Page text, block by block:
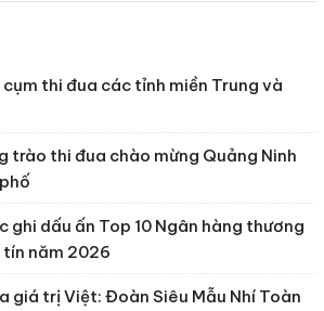
thi đua các tỉnh miền Trung và
trào thi đua chào mừng Quảng Ninh
ghi dấu ấn Top 10 Ngân hàng thương
tín năm 2026
giá trị Việt: Đoàn Siêu Mẫu Nhí Toàn